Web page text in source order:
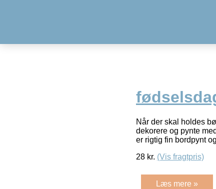
Når der skal holdes
dekorere og pynte
er rigtig fin bordpynt og
28 kr. (Vis fragtpris)
Læs mere »